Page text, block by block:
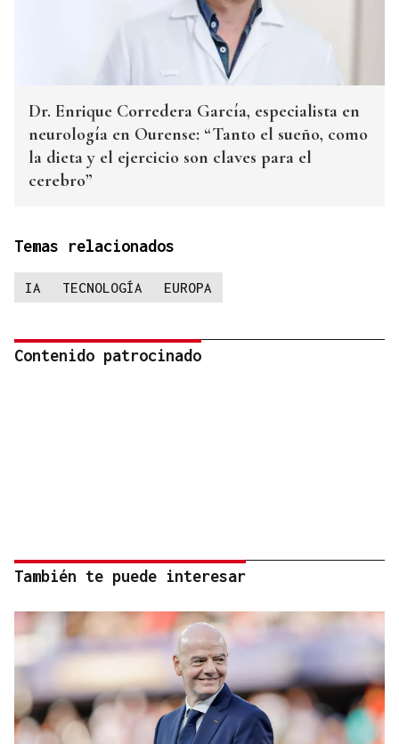
Dr. Enrique Corredera García, especialista en
neurología en Ourense: “Tanto el sueño, como
la dieta y el ejercicio son claves para el
cerebro”
Temas relacionados
IA TECNOLOGÍA EUROPA
Contenido patrocinado
También te puede interesar